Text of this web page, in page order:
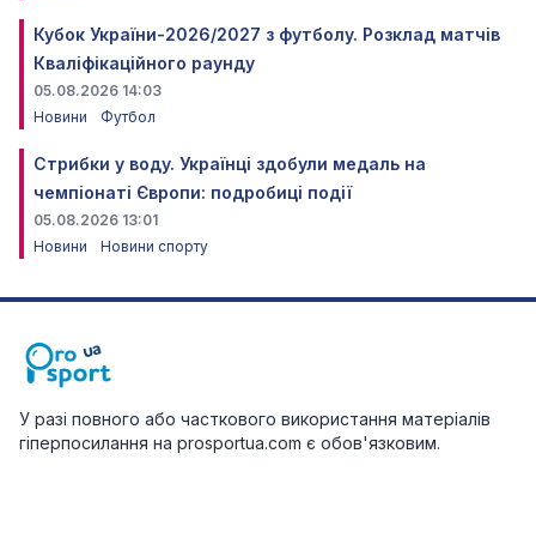
Кубок України-2026/2027 з футболу. Розклад матчів
Кваліфікаційного раунду
05.08.2026 14:03
Новини
Футбол
Стрибки у воду. Українці здобули медаль на
чемпіонаті Європи: подробиці події
05.08.2026 13:01
Новини
Новини спорту
У разі повного або часткового використання матеріалів
гіперпосилання на prosportua.com є обов'язковим.